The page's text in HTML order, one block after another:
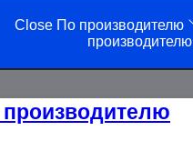
Close По производителю
производителю